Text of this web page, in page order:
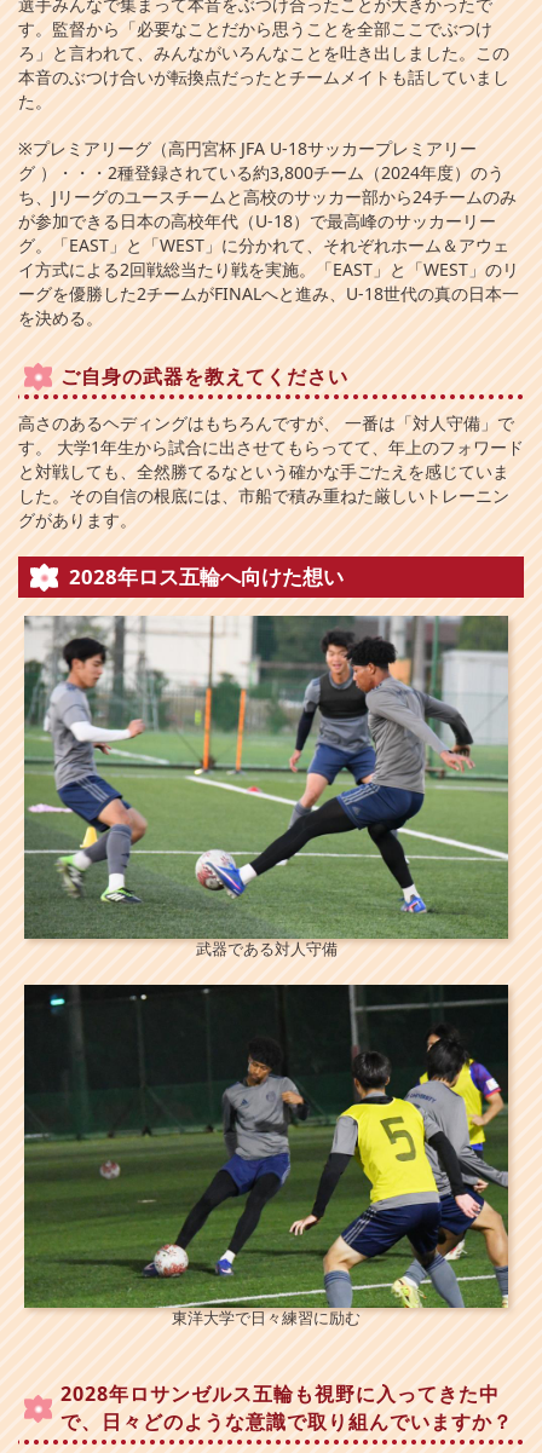
選手みんなで集まって本音をぶつけ合ったことが大きかったで
す。監督から「必要なことだから思うことを全部ここでぶつけ
ろ」と言われて、みんながいろんなことを吐き出しました。この
本音のぶつけ合いが転換点だったとチームメイトも話していまし
た。
※プレミアリーグ（高円宮杯 JFA U-18サッカープレミアリー
グ ）・・・2種登録されている約3,800チーム（2024年度）のう
ち、Jリーグのユースチームと高校のサッカー部から24チームのみ
が参加できる日本の高校年代（U-18）で最高峰のサッカーリー
グ。「EAST」と「WEST」に分かれて、それぞれホーム＆アウェ
イ方式による2回戦総当たり戦を実施。「EAST」と「WEST」のリ
ーグを優勝した2チームがFINALへと進み、U-18世代の真の日本一
を決める。
ご自身の武器を教えてください
高さのあるヘディングはもちろんですが、 一番は「対人守備」で
す。 大学1年生から試合に出させてもらってて、年上のフォワード
と対戦しても、全然勝てるなという確かな手ごたえを感じていま
した。その自信の根底には、市船で積み重ねた厳しいトレーニン
グがあります。
2028年ロス五輪へ向けた想い
武器である対人守備
東洋大学で日々練習に励む
2028年ロサンゼルス五輪も視野に入ってきた中
で、日々どのような意識で取り組んでいますか？